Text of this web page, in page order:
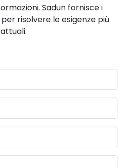
Sadun fornisce i
risolvere le esigenze più
attuali.